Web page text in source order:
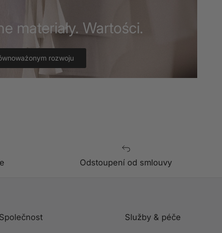
materiały. Wartości.
rozwoju
Odstoupení od smlouvy
Služby & péče